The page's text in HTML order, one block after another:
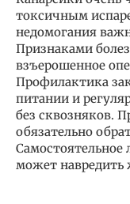
токсичным
недомогания
Признаками
взъерошенное
Профилактика
питании и
без сквозняков.
обязательно
Самостоятельное
может навредить